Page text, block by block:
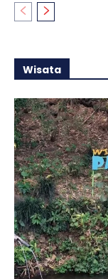
Wisata